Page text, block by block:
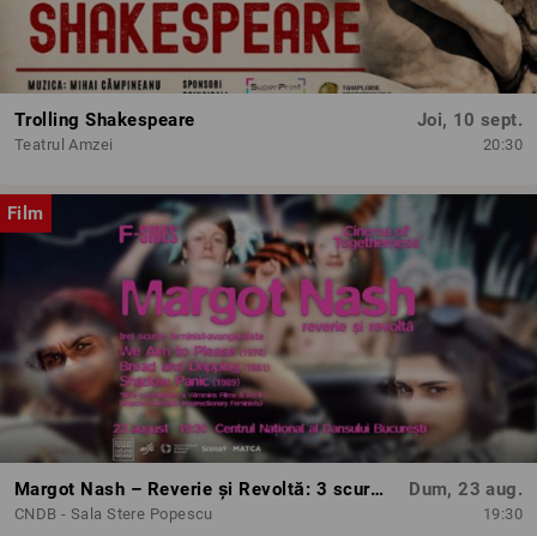
Trolling Shakespeare
Teatrul Amzei
Joi, 10 sept.
20:30
Film
Margot Nash – Reverie și Revoltă: 3 scurtmetraje feminist-avangardiste
CNDB - Sala Stere Popescu
Dum, 23 aug.
19:30